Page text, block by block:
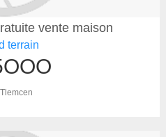
vente maison
terrain
Tlemcen